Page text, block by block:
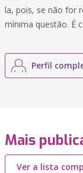
la, pois, se não for
mínima questão. É
Perfil
Mais
Ver a lista